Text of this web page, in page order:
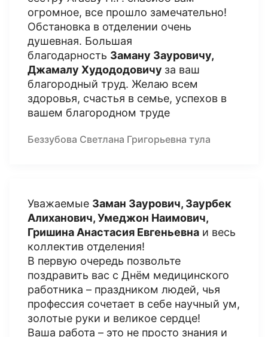
огромное, все прошло замечательно!
Обстановка в отделении очень
душевная. Большая
благодарность Заману Зауровичу,
Джамалу Худододовичу за ваш
благородный труд. Желаю всем
здоровья, счастья в семье, успехов в
вашем благородном труде
Беззубова Светлана Григорьевна тула
Уважаемые Заман Заурович, Заурбек
Алиханович, Умеджон Наимович,
Гришина Анастасия Евгеньевна и весь
коллектив отделения!
В первую очередь позвольте
поздравить вас с Днём медицинского
работника – праздником людей, чья
профессия сочетает в себе научный ум,
золотые руки и великое сердце!
Ваша работа – это не просто знания и